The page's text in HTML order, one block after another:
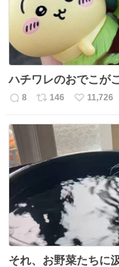
ハチワレのおでこが
返
数
8
リ
ス
ト
数
146
い
ね
数
11,726
それ、お野菜たちに